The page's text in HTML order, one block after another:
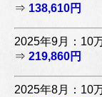
⇒ 138,610円
2025年9月：10
⇒ 219,860円
2025年8月：10